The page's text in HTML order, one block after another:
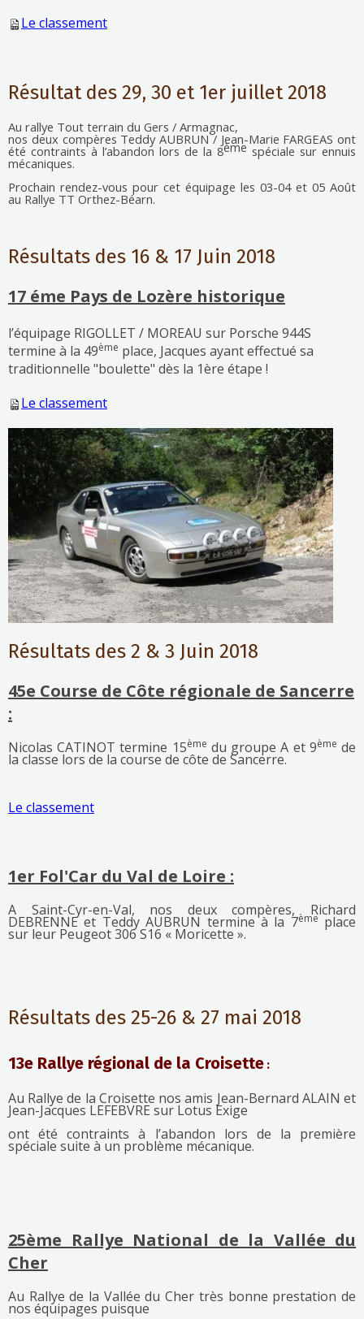
Le classement
Résultat des 29, 30 et 1er juillet 2018
Au rallye Tout terrain du Gers / Armagnac,
nos deux compères Teddy AUBRUN / Jean-Marie FARGEAS ont
été contraints à l’abandon lors de la 8ème spéciale sur ennuis
mécaniques.
Prochain rendez-vous pour cet équipage les 03-04 et 05 Août
au Rallye TT Orthez-Béarn.
Résultats des 16 & 17 Juin 2018
17 éme Pays de Lozère historique
l’équipage RIGOLLET / MOREAU sur Porsche 944S
termine à la 49ème place, Jacques ayant effectué sa
traditionnelle "boulette" dès la 1ère étape !
Le classement
Résultats des 2 & 3 Juin 2018
45e Course de Côte régionale de Sancerre
:
Nicolas CATINOT termine 15ème du groupe A et 9ème de
la classe lors de la course de côte de Sancerre.
Le classement
1er Fol'Car du Val de Loire :
A Saint-Cyr-en-Val, nos deux compères, Richard
DEBRENNE et Teddy AUBRUN termine à la 7ème place
sur leur Peugeot 306 S16 « Moricette ».
Résultats des 25-26 & 27 mai 2018
13e Rallye régional de la Croisette :
Au Rallye de la Croisette nos amis Jean-Bernard ALAIN et
Jean-Jacques LEFEBVRE sur Lotus Exige
ont été contraints à l’abandon lors de la première
spéciale suite à un problème mécanique.
25ème Rallye National de la Vallée du
Cher
Au Rallye de la Vallée du Cher très bonne prestation de
nos équipages puisque